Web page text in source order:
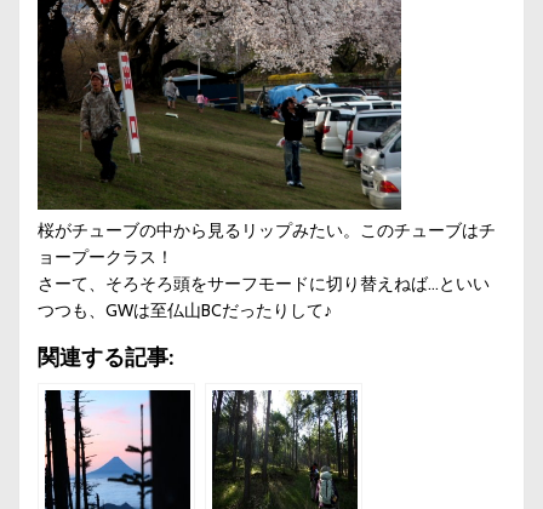
桜がチューブの中から見るリップみたい。このチューブはチ
ョープークラス！
さーて、そろそろ頭をサーフモードに切り替えねば…といい
つつも、GWは至仏山BCだったりして♪
関連する記事: